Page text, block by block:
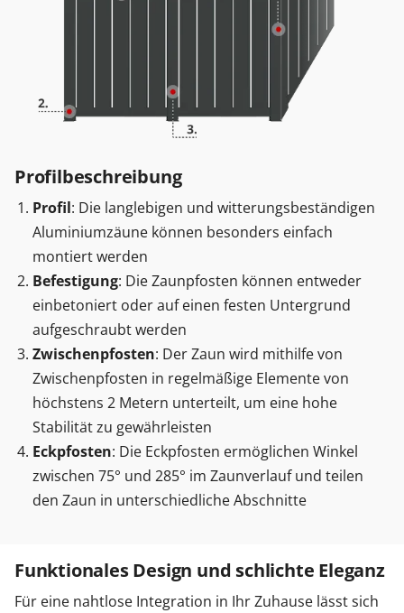
Profilbeschreibung
Profil: Die langlebigen und witterungsbeständigen
Aluminiumzäune können besonders einfach
montiert werden
Befestigung: Die Zaunpfosten können entweder
einbetoniert oder auf einen festen Untergrund
aufgeschraubt werden
Zwischenpfosten: Der Zaun wird mithilfe von
Zwischenpfosten in regelmäßige Elemente von
höchstens 2 Metern unterteilt, um eine hohe
Stabilität zu gewährleisten
Eckpfosten: Die Eckpfosten ermöglichen Winkel
zwischen 75° und 285° im Zaunverlauf und teilen
den Zaun in unterschiedliche Abschnitte
Funktionales Design und schlichte Eleganz
Für eine nahtlose Integration in Ihr Zuhause lässt sich